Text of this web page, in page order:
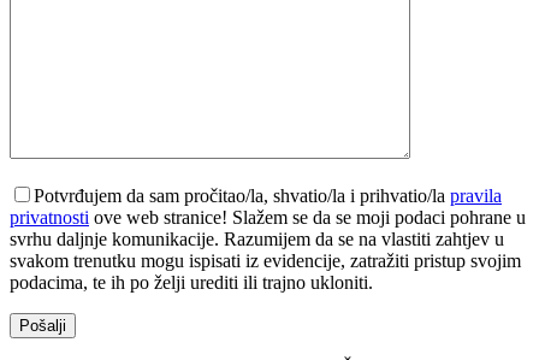
Potvrđujem da sam pročitao/la, shvatio/la i prihvatio/la pravila
privatnosti ove web stranice! Slažem se da se moji podaci pohrane u
svrhu daljnje komunikacije. Razumijem da se na vlastiti zahtjev u
svakom trenutku mogu ispisati iz evidencije, zatražiti pristup svojim
podacima, te ih po želji urediti ili trajno ukloniti.